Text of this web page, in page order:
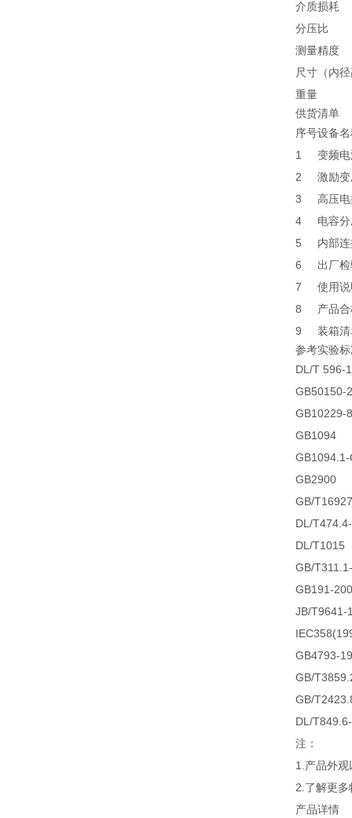
介质损耗
分压比
测量精度
尺寸（内
重量
供货清单
序号设备
1
变频
2
激励
3
高压
4
电容
5
内部
6
出厂
7
使用
8
产品
9
装箱
参考实验
DL/T 596-
GB50150-
GB10229-
GB1094
GB2900
GB/
DL/
DL/T1015
GB/
GB191-
JB/T9641-
GB4793-
GB/
GB/
DL/
注：
1.产品外
2.了解更多
产品详情